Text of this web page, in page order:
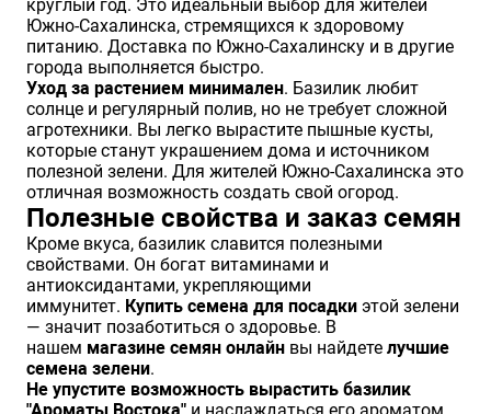
круглый год. Это идеальный выбор для жителей
Южно-Сахалинска, стремящихся к здоровому
питанию. Доставка по Южно-Сахалинску и в другие
города выполняется быстро.
Уход за растением минимален. Базилик любит
солнце и регулярный полив, но не требует сложной
агротехники. Вы легко вырастите пышные кусты,
которые станут украшением дома и источником
полезной зелени. Для жителей Южно-Сахалинска это
отличная возможность создать свой огород.
Полезные свойства и заказ семян
Кроме вкуса, базилик славится полезными
свойствами. Он богат витаминами и
антиоксидантами, укрепляющими
иммунитет. Купить семена для посадки этой зелени
— значит позаботиться о здоровье. В
нашем магазине семян онлайн вы найдете лучшие
семена зелени.
Не упустите возможность вырастить базилик